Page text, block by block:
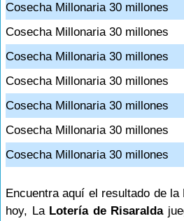
Cosecha Millonaria 30 millones
Cosecha Millonaria 30 millones
Cosecha Millonaria 30 millones
Cosecha Millonaria 30 millones
Cosecha Millonaria 30 millones
Cosecha Millonaria 30 millones
Cosecha Millonaria 30 millones
Encuentra aquí el resultado de
hoy, La Lotería de Risaralda